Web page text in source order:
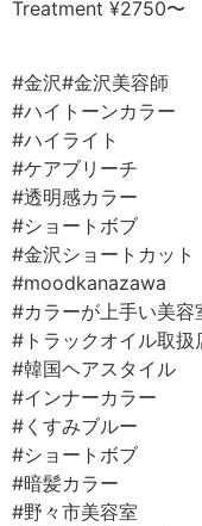
Treatment ¥2750〜
#金沢#金沢美容師⠀
#ハイトーンカラー
#ハイライト⠀
#ケアブリーチ⠀
#透明感カラー⠀
#ショートボブ⠀
#金沢ショートカット⠀
#moodkanazawa ⠀
#カラーが上手い美容
#トラックオイル取扱
#韓国ヘアスタイル
#インナーカラー⠀
#くすみブルー⠀
#ショートボブ⠀
#暗髪カラー ⠀
#野々市美容室⠀